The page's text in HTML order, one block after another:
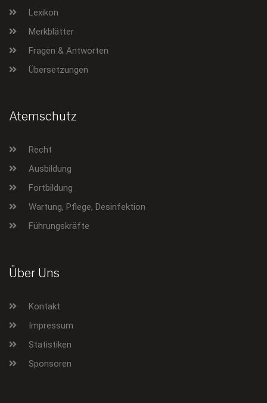
Lexikon
Merkblätter
Fragen & Antworten
Übersetzungen
Atemschutz
Recht
Ausbildung
Fortbildung
Wartung, Pflege, Desinfektion
Führungskräfte
Über Uns
Kontakt
Impressum
Statistiken
Sponsoren